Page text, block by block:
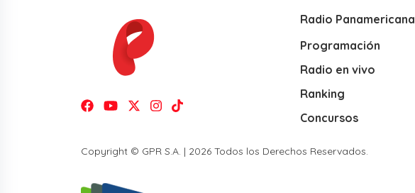
Radio Panamericana
Programación
Radio en vivo
Ranking
Concursos
Copyright © GPR S.A. | 2026 Todos los Derechos Reservados.